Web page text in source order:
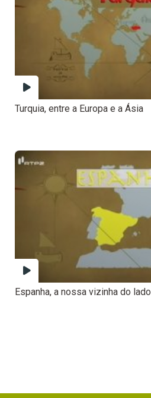
Turquia, entre a Europa e a Ásia
Espanha, a nossa vizinha do lado